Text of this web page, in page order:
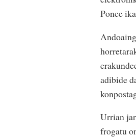
Ponce
adibide
Urrian
frogatu